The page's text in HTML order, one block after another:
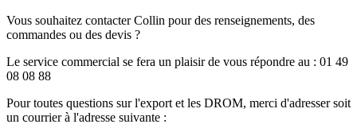
Vous souhaitez contacter Collin pour des renseignements, des
commandes ou des devis ?
Le service commercial se fera un plaisir de vous répondre au : 01 49
08 08 88
Pour toutes questions sur l'export et les DROM, merci d'adresser soit
un courrier à l'adresse suivante :